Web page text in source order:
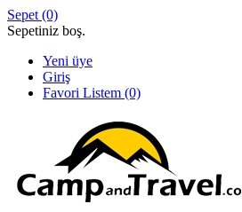
Sepet (0)
Sepetiniz boş.
Yeni üye
Giriş
Favori Listem (0)